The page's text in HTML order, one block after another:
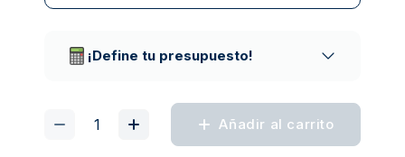
¡Define tu presupuesto!
Añadir al carrito